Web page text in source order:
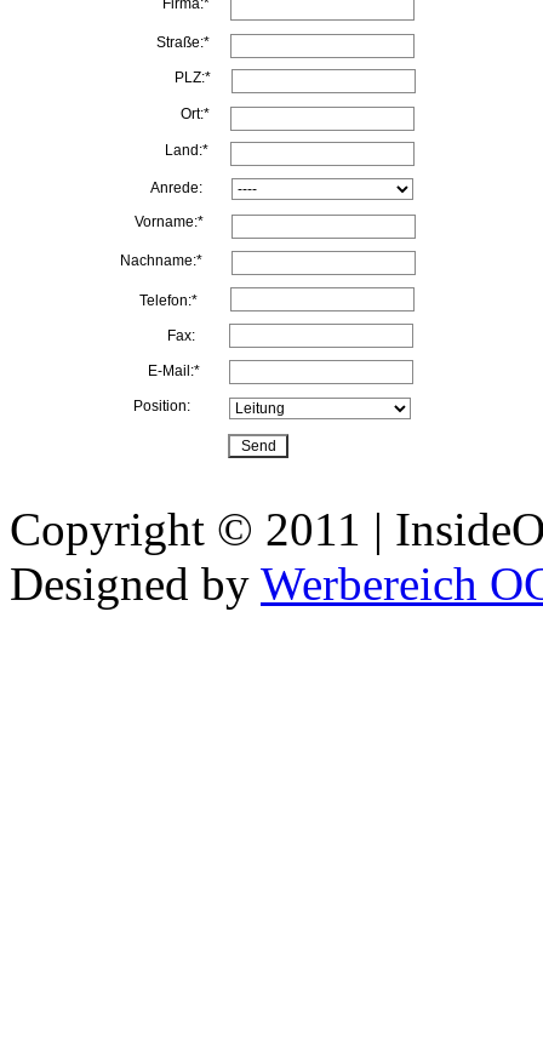
Straße:*
PLZ:*
Ort:*
Land:*
Vorname:*
Anrede:
Telefon:*
E-Mail:*
Fax:
Position:
Nachname:*
Copyright © 2011 |
Designed by Werbereich